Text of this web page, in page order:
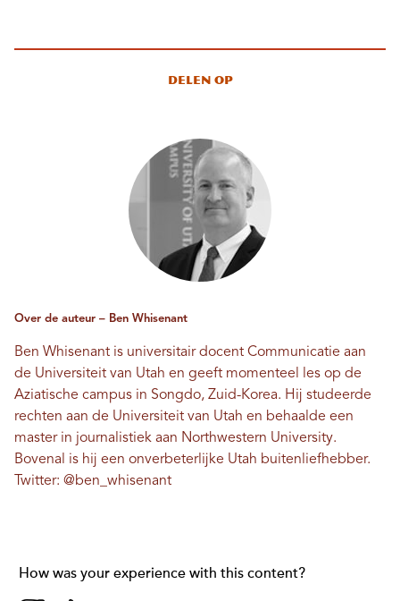
Delen op
Over de auteur – Ben Whisenant
Ben Whisenant is universitair docent Communicatie aan
de Universiteit van Utah en geeft momenteel les op de
Aziatische campus in Songdo, Zuid-Korea. Hij studeerde
rechten aan de Universiteit van Utah en behaalde een
master in journalistiek aan Northwestern University.
Bovenal is hij een onverbeterlijke Utah buitenliefhebber.
Twitter: @ben_whisenant